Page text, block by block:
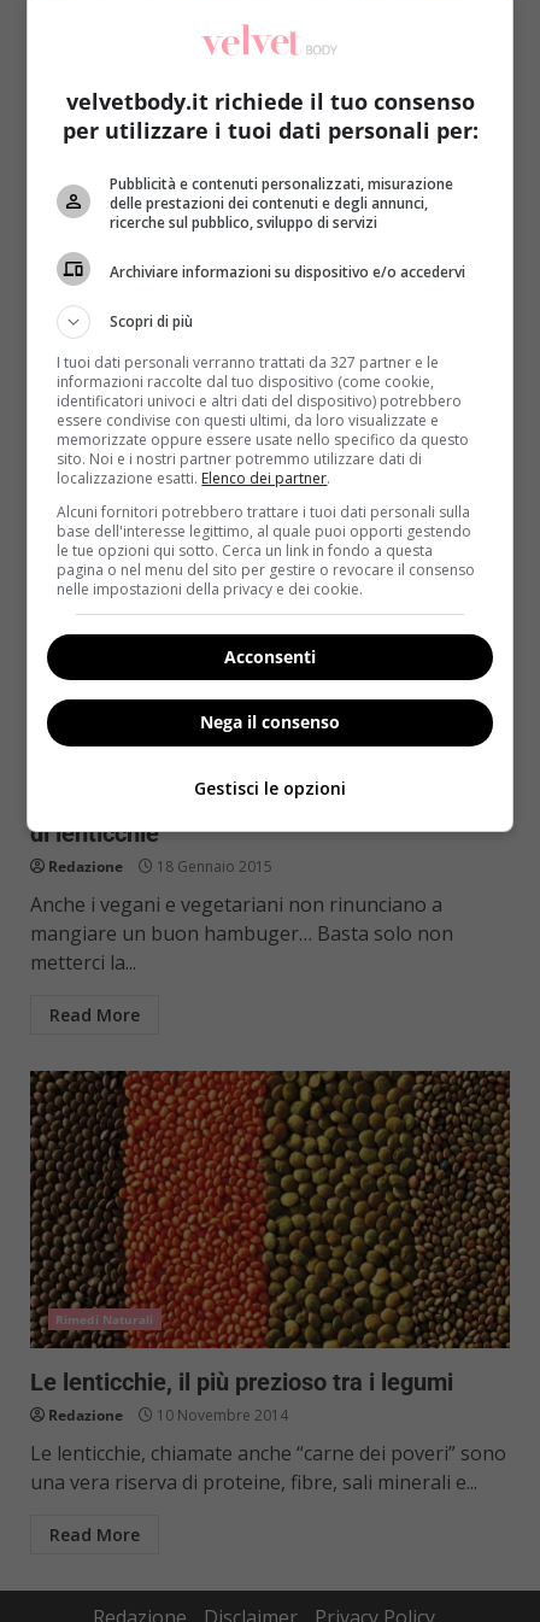
Notizie
Capodanno 2017, menù degli italiani tra
conferme e qualche sorpresa
Raffaella Mazzei
Per il Capodanno 2017 4 italiani su 3 hanno deciso di
restare a casa. Nonostante ciò, la...
Read More
Secondi piatti
Ricette vegane: come preparare l’hamburger
di lenticchie
Redazione 18 Gennaio 2015
Anche i vegani e vegetariani non rinunciano a
mangiare un buon hambuger… Basta solo non
metterci la...
Read More
Rimedi Naturali
Le lenticchie, il più prezioso tra i legumi
Redazione 10 Novembre 2014
Le lenticchie, chiamate anche “carne dei poveri” sono
una vera riserva di proteine, fibre, sali minerali e...
Read More
velvetbody.it richiede il tuo consenso
per utilizzare i tuoi dati personali per:
Pubblicità e contenuti personalizzati, misurazione
delle prestazioni dei contenuti e degli annunci,
ricerche sul pubblico, sviluppo di servizi
Archiviare informazioni su dispositivo e/o accedervi
Scopri di più
I tuoi dati personali verranno trattati da 327 partner e le
informazioni raccolte dal tuo dispositivo (come cookie,
identificatori univoci e altri dati del dispositivo) potrebbero
essere condivise con questi ultimi, da loro visualizzate e
memorizzate oppure essere usate nello specifico da questo
sito. Noi e i nostri partner potremmo utilizzare dati di
localizzazione esatti. Elenco dei partner.
Alcuni fornitori potrebbero trattare i tuoi dati personali sulla
base dell'interesse legittimo, al quale puoi opporti gestendo
le tue opzioni qui sotto. Cerca un link in fondo a questa
pagina o nel menu del sito per gestire o revocare il consenso
nelle impostazioni della privacy e dei cookie.
Acconsenti
Nega il consenso
Gestisci le opzioni